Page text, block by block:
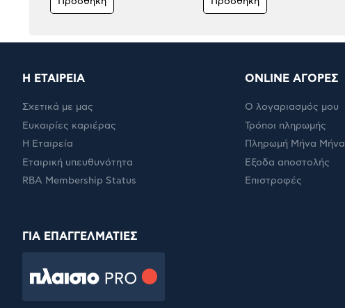
Η ΕΤΑΙΡΕΙΑ
Σχετικά με μας
Ευκαιρίες καριέρας
Η Εταιρεία
Εταιρική υπευθυνότητα
RBA Membership Status
ONLINE ΑΓΟΡΕΣ
Ο λογαριασμός μου
Τρόποι πληρωμής
Πληρωμή Μήνα Μήνα
Έξοδα αποστολής
Επιστροφές
ΓΙΑ ΕΠΑΓΓΕΛΜΑΤΙΕΣ